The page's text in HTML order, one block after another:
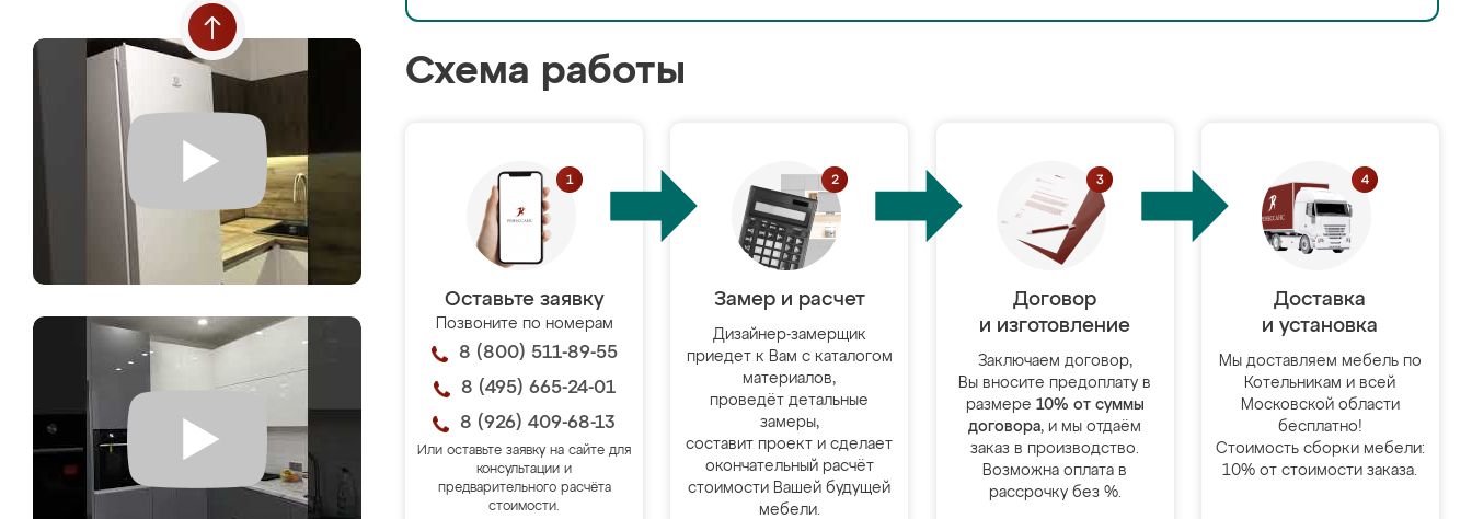
Схема работы
Оставьте заявку
Позвоните по номерам
8 (800) 511-89-55
8 (495) 665-24-01
8 (926) 409-68-13
Или оставьте заявку на сайте для
консультации и
предварительного расчёта
стоимости.
Замер и расчет
Дизайнер-замерщик
приедет к Вам с каталогом
материалов,
проведёт детальные
замеры,
составит проект и сделает
окончательный расчёт
стоимости Вашей будущей
мебели.
Договор
и изготовление
Заключаем договор,
Вы вносите предоплату в
размере 10% от суммы
договора, и мы отдаём
заказ в производство.
Возможна оплата в
рассрочку без %.
Доставка
и установка
Мы доставляем мебель по
Котельникам и всей
Московской области
бесплатно!
Стоимость сборки мебели:
10% от стоимости заказа.